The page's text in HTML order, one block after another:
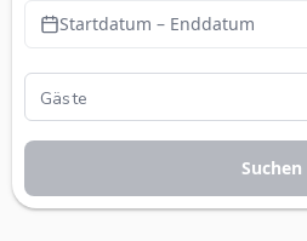
Startdatum – Enddatum
Suchen